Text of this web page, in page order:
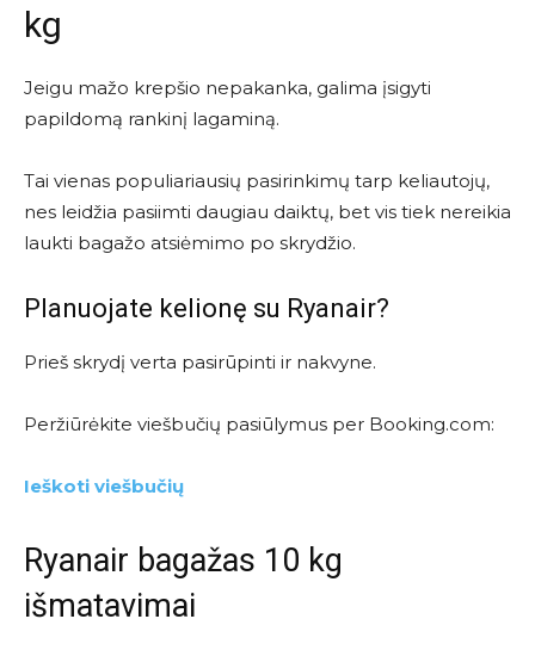
kg
Jeigu mažo krepšio nepakanka, galima įsigyti
papildomą rankinį lagaminą.
Tai vienas populiariausių pasirinkimų tarp keliautojų,
nes leidžia pasiimti daugiau daiktų, bet vis tiek nereikia
laukti bagažo atsiėmimo po skrydžio.
Planuojate kelionę su Ryanair?
Prieš skrydį verta pasirūpinti ir nakvyne.
Peržiūrėkite viešbučių pasiūlymus per Booking.com:
Ieškoti viešbučių
Ryanair bagažas 10 kg
išmatavimai